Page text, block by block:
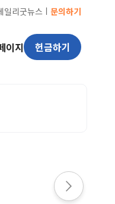
일리굿뉴스 ㅣ 문의하기
이지 헌금하기